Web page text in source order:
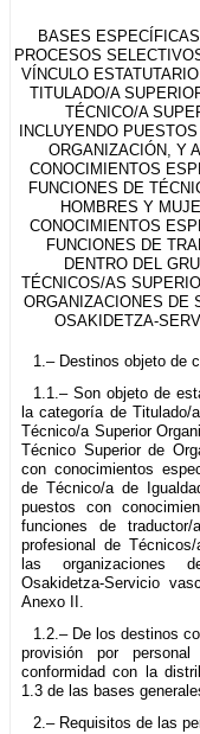
BASES
PROCESOS
VÍNCULO
TITULADO/A
TÉCNICO/A
INCLUYENDO
ORGANIZACIÓN, Y
CONOCIMIENTOS
FUNCIONES DE
HOMBRES Y
CONOCIMIENTOS
FUNCIONES DE
DENTRO DEL
TÉCNICOS/AS
ORGANIZACIONES DE
OSAKIDETZA-
1.– Destinos objeto de
1.1.– Son objeto de
la categoría de Titulado/
Técnico/a Superior
Técnico Superior de
con conocimientos
de Técnico/a de
puestos con
funciones de traductor/
profesional de
las organizaciones
Osakidetza-Servicio
Anexo II.
1.2.– De los destinos
provisión por
conformidad con la
1.3 de las bases
2.– Requisitos de las